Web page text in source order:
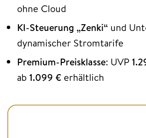
ohne Cloud
KI-Steuerung „Zenki“ und
dynamischer Stromtarife
Premium-Preisklasse: UVP
ab 1.099 € erhältlich